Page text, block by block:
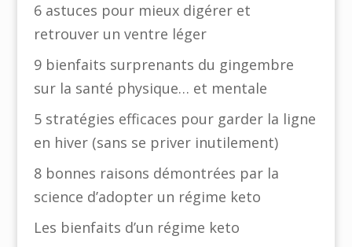
6 astuces pour mieux digérer et
retrouver un ventre léger
9 bienfaits surprenants du gingembre
sur la santé physique… et mentale
5 stratégies efficaces pour garder la ligne
en hiver (sans se priver inutilement)
8 bonnes raisons démontrées par la
science d’adopter un régime keto
Les bienfaits d’un régime keto